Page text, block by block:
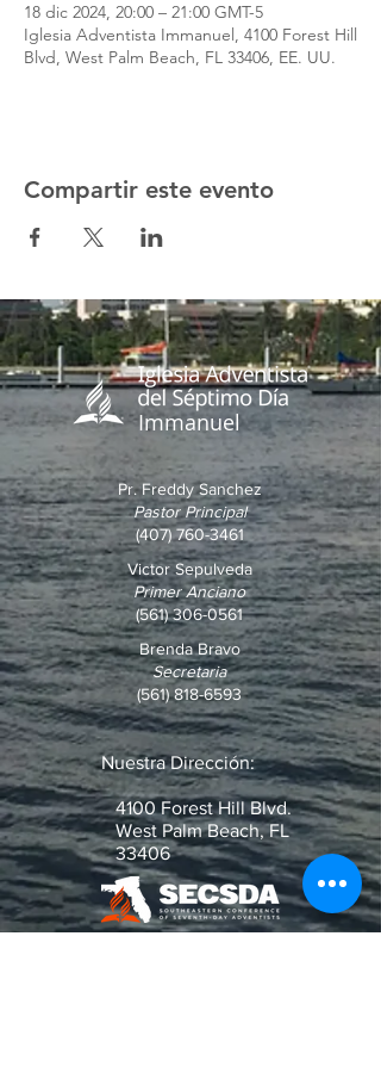
18 dic 2024, 20:00 – 21:00 GMT-5
Iglesia Adventista Immanuel, 4100 Forest Hill
Blvd, West Palm Beach, FL 33406, EE. UU.
Compartir este evento
Immanuel
Pr. Freddy Sanchez
Pastor Principal
(407) 760-3461
Victor Sepulveda
Primer Anciano
(561) 306-0561
Brenda Bravo
Secretaria
(561) 818-6593
Nuestra Dirección:
4100 Forest Hill Blvd.
West Palm Beach, FL
33406